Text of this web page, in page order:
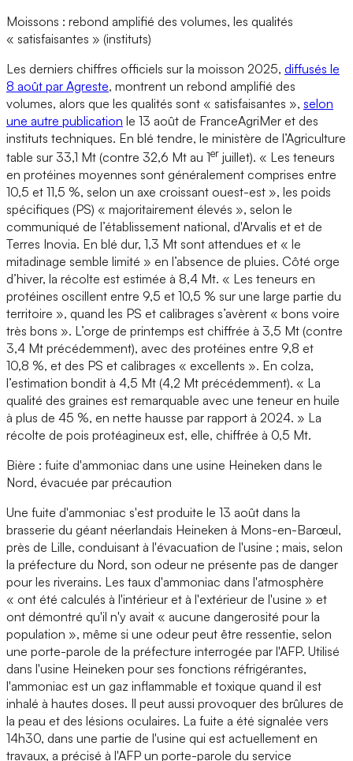
Moissons : rebond amplifié des volumes, les qualités
« satisfaisantes » (instituts)
Les derniers chiffres officiels sur la moisson 2025, diffusés le
8 août par Agreste, montrent un rebond amplifié des
volumes, alors que les qualités sont « satisfaisantes », selon
une autre publication le 13 août de FranceAgriMer et des
instituts techniques. En blé tendre, le ministère de l’Agriculture
table sur 33,1 Mt (contre 32,6 Mt au 1er juillet). « Les teneurs
en protéines moyennes sont généralement comprises entre
10,5 et 11,5 %, selon un axe croissant ouest-est », les poids
spécifiques (PS) « majoritairement élevés », selon le
communiqué de l’établissement national, d'Arvalis et et de
Terres Inovia. En blé dur, 1,3 Mt sont attendues et « le
mitadinage semble limité » en l’absence de pluies. Côté orge
d’hiver, la récolte est estimée à 8,4 Mt. « Les teneurs en
protéines oscillent entre 9,5 et 10,5 % sur une large partie du
territoire », quand les PS et calibrages s’avèrent « bons voire
très bons ». L’orge de printemps est chiffrée à 3,5 Mt (contre
3,4 Mt précédemment), avec des protéines entre 9,8 et
10,8 %, et des PS et calibrages « excellents ». En colza,
l’estimation bondit à 4,5 Mt (4,2 Mt précédemment). « La
qualité des graines est remarquable avec une teneur en huile
à plus de 45 %, en nette hausse par rapport à 2024. » La
récolte de pois protéagineux est, elle, chiffrée à 0,5 Mt.
Bière : fuite d'ammoniac dans une usine Heineken dans le
Nord, évacuée par précaution
Une fuite d'ammoniac s'est produite le 13 août dans la
brasserie du géant néerlandais Heineken à Mons-en-Barœul,
près de Lille, conduisant à l'évacuation de l'usine ; mais, selon
la préfecture du Nord, son odeur ne présente pas de danger
pour les riverains. Les taux d'ammoniac dans l'atmosphère
« ont été calculés à l'intérieur et à l'extérieur de l'usine » et
ont démontré qu'il n'y avait « aucune dangerosité pour la
population », même si une odeur peut être ressentie, selon
une porte-parole de la préfecture interrogée par l'AFP. Utilisé
dans l'usine Heineken pour ses fonctions réfrigérantes,
l'ammoniac est un gaz inflammable et toxique quand il est
inhalé à hautes doses. Il peut aussi provoquer des brûlures de
la peau et des lésions oculaires. La fuite a été signalée vers
14h30, dans une partie de l'usine qui est actuellement en
travaux, a précisé à l'AFP un porte-parole du service